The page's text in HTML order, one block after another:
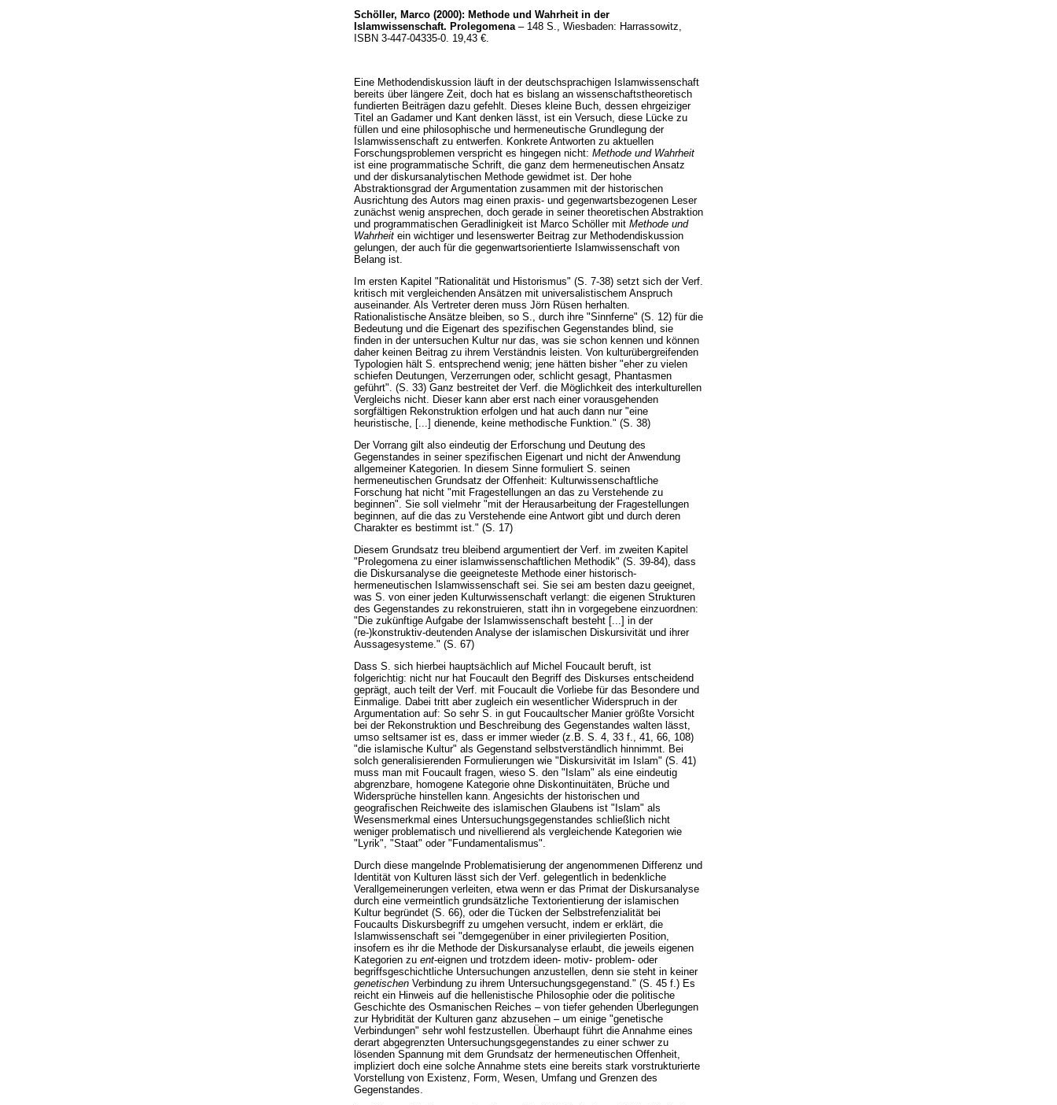
Schöller, Marco (2000): Methode und Wahrheit in der
Islamwissenschaft. Prolegomena– 148 S., Wiesbaden: Harrassowitz,
ISBN 3-447-04335-0. 19,43 €.
Eine Methodendiskussion läuft in der deutschsprachigen Islamwissenschaft
bereits über längere Zeit, doch hat es bislang an wissenschaftstheoretisch
fundierten Beiträgen dazu gefehlt. Dieses kleine Buch, dessen ehrgeiziger
Titel an Gadamer und Kant denken lässt, ist ein Versuch, diese Lücke zu
füllen und eine philosophische und hermeneutische Grundlegung der
Islamwissenschaft zu entwerfen. Konkrete Antworten zu aktuellen
Forschungsproblemen verspricht es hingegen nicht: Methode und Wahrheit
ist eine programmatische Schrift, die ganz dem hermeneutischen Ansatz
und der diskursanalytischen Methode gewidmet ist. Der hohe
Abstraktionsgrad der Argumentation zusammen mit der historischen
Ausrichtung des Autors mag einen praxis- und gegenwartsbezogenen Leser
zunächst wenig ansprechen, doch gerade in seiner theoretischen Abstraktion
und programmatischen Geradlinigkeit ist Marco Schöller mit Methode und
Wahrheit ein wichtiger und lesenswerter Beitrag zur Methodendiskussion
gelungen, der auch für die gegenwartsorientierte Islamwissenschaft von
Belang ist.
Im ersten Kapitel "Rationalität und Historismus" (S. 7-38) setzt sich der Verf.
kritisch mit vergleichenden Ansätzen mit universalistischem Anspruch
auseinander. Als Vertreter deren muss Jörn Rüsen herhalten.
Rationalistische Ansätze bleiben, so S., durch ihre "Sinnferne" (S. 12) für die
Bedeutung und die Eigenart des spezifischen Gegenstandes blind, sie
finden in der untersuchen Kultur nur das, was sie schon kennen und können
daher keinen Beitrag zu ihrem Verständnis leisten. Von kulturübergreifenden
Typologien hält S. entsprechend wenig; jene hätten bisher "eher zu vielen
schiefen Deutungen, Verzerrungen oder, schlicht gesagt, Phantasmen
geführt". (S. 33) Ganz bestreitet der Verf. die Möglichkeit des interkulturellen
Vergleichs nicht. Dieser kann aber erst nach einer vorausgehenden
sorgfältigen Rekonstruktion erfolgen und hat auch dann nur "eine
heuristische, [...] dienende, keine methodische Funktion." (S. 38)
Der Vorrang gilt also eindeutig der Erforschung und Deutung des
Gegenstandes in seiner spezifischen Eigenart und nicht der Anwendung
allgemeiner Kategorien. In diesem Sinne formuliert S. seinen
hermeneutischen Grundsatz der Offenheit: Kulturwissenschaftliche
Forschung hat nicht "mit Fragestellungen an das zu Verstehende zu
beginnen". Sie soll vielmehr "mit der Herausarbeitung der Fragestellungen
beginnen, auf die das zu Verstehende eine Antwort gibt und durch deren
Charakter es bestimmt ist." (S. 17)
Diesem Grundsatz treu bleibend argumentiert der Verf. im zweiten Kapitel
"Prolegomena zu einer islamwissenschaftlichen Methodik" (S. 39-84), dass
die Diskursanalyse die geeigneteste Methode einer historisch-
hermeneutischen Islamwissenschaft sei. Sie sei am besten dazu geeignet,
was S. von einer jeden Kulturwissenschaft verlangt: die eigenen Strukturen
des Gegenstandes zu rekonstruieren, statt ihn in vorgegebene einzuordnen:
"Die zukünftige Aufgabe der Islamwissenschaft besteht [...] in der
(re-)konstruktiv-deutenden Analyse der islamischen Diskursivität und ihrer
Aussagesysteme." (S. 67)
Dass S. sich hierbei hauptsächlich auf Michel Foucault beruft, ist
folgerichtig: nicht nur hat Foucault den Begriff des Diskurses entscheidend
geprägt, auch teilt der Verf. mit Foucault die Vorliebe für das Besondere und
Einmalige. Dabei tritt aber zugleich ein wesentlicher Widerspruch in der
Argumentation auf: So sehr S. in gut Foucaultscher Manier größte Vorsicht
bei der Rekonstruktion und Beschreibung des Gegenstandes walten lässt,
umso seltsamer ist es, dass er immer wieder (z.B. S. 4, 33 f., 41, 66, 108)
"die islamische Kultur" als Gegenstand selbstverständlich hinnimmt. Bei
solch generalisierenden Formulierungen wie "Diskursivität im Islam" (S. 41)
muss man mit Foucault fragen, wieso S. den "Islam" als eine eindeutig
abgrenzbare, homogene Kategorie ohne Diskontinuitäten, Brüche und
Widersprüche hinstellen kann. Angesichts der historischen und
geografischen Reichweite des islamischen Glaubens ist "Islam" als
Wesensmerkmal eines Untersuchungsgegenstandes schließlich nicht
weniger problematisch und nivellierend als vergleichende Kategorien wie
"Lyrik", "Staat" oder "Fundamentalismus".
Durch diese mangelnde Problematisierung der angenommenen Differenz und
Identität von Kulturen lässt sich der Verf. gelegentlich in bedenkliche
Verallgemeinerungen verleiten, etwa wenn er das Primat der Diskursanalyse
durch eine vermeintlich grundsätzliche Textorientierung der islamischen
Kultur begründet (S. 66), oder die Tücken der Selbstrefenzialität bei
Foucaults Diskursbegriff zu umgehen versucht, indem er erklärt, die
Islamwissenschaft sei "demgegenüber in einer privilegierten Position,
insofern es ihr die Methode der Diskursanalyse erlaubt, die jeweils eigenen
Kategorien zu ent-eignen und trotzdem ideen- motiv- problem- oder
begriffsgeschichtliche Untersuchungen anzustellen, denn sie steht in keiner
genetischen Verbindung zu ihrem Untersuchungsgegenstand." (S. 45 f.) Es
reicht ein Hinweis auf die hellenistische Philosophie oder die politische
Geschichte des Osmanischen Reiches – von tiefer gehenden Überlegungen
zur Hybridität der Kulturen ganz abzusehen – um einige "genetische
Verbindungen" sehr wohl festzustellen. Überhaupt führt die Annahme eines
derart abgegrenzten Untersuchungsgegenstandes zu einer schwer zu
lösenden Spannung mit dem Grundsatz der hermeneutischen Offenheit,
impliziert doch eine solche Annahme stets eine bereits stark vorstrukturierte
Vorstellung von Existenz, Form, Wesen, Umfang und Grenzen des
Gegenstandes.